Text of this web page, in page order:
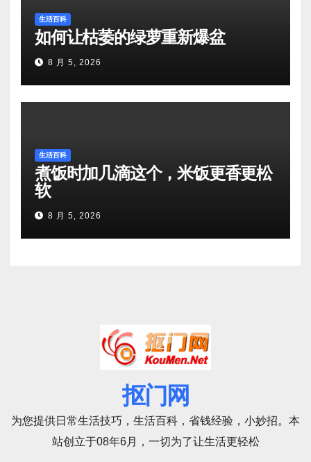
生活百科
如何让枯萎的绿萝重新爆盆
8 月 5, 2026
生活百科
煮饭时加几滴这个，米饭更香更松
软
8 月 5, 2026
抠门网
为您提供日常生活技巧，生活百科，省钱经验，小妙招。本
站创立于08年6月，一切为了让生活更轻松